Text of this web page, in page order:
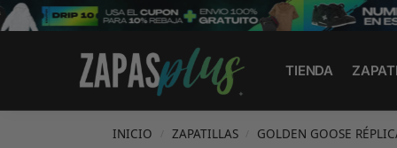
TIENDA
Search
INICIO ZAPATILLAS GOLDEN GOOSE